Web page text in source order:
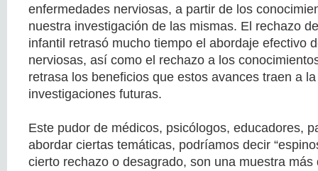
enfermedades nerviosas, a partir de los
nuestra investigación de las mismas. El rechazo
infantil retrasó mucho tiempo el abordaje efectivo
nerviosas, así como el rechazo a los
retrasa los beneficios que estos avances traen a
investigaciones futuras.
Este pudor de médicos, psicólogos, educadores,
abordar ciertas temáticas, podríamos decir
cierto rechazo o desagrado, son una muestra más